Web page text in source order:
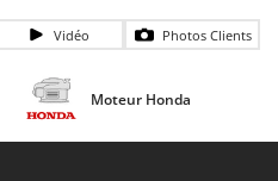
pour polenta
Vidéo Photos Clients
Moteur Honda